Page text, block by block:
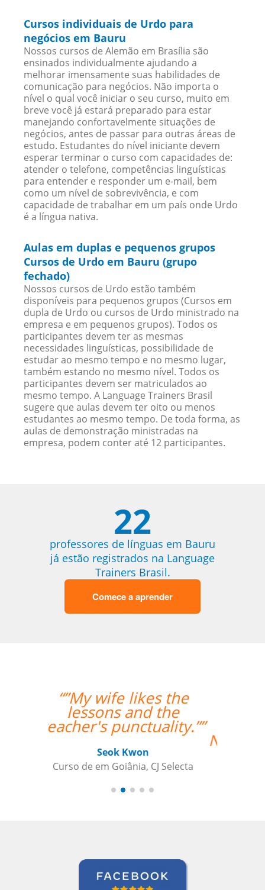
Cursos individuais de Urdo para
negócios em Bauru
Nossos cursos de Alemão em Brasília são
ensinados individualmente ajudando a
melhorar imensamente suas habilidades de
comunicação para negócios. Não importa o
nível o qual você iniciar o seu curso, muito em
breve você já estará preparado para estar
manejando confortavelmente situações de
negócios, antes de passar para outras áreas de
estudo. Estudantes do nível iniciante devem
esperar terminar o curso com capacidades de:
atender o telefone, competências linguísticas
para entender e responder um e-mail, bem
como um nível de sobrevivência, e com
capacidade de trabalhar em um país onde Urdo
é a língua nativa.
Aulas em duplas e pequenos grupos
Cursos de Urdo em Bauru (grupo
fechado)
Nossos cursos de Urdo estão também
disponíveis para pequenos grupos (Cursos em
dupla de Urdo ou cursos de Urdo ministrado na
empresa e em pequenos grupos). Todos os
participantes devem ter as mesmas
necessidades linguísticas, possibilidade de
estudar ao mesmo tempo e no mesmo lugar,
também estando no mesmo nível. Todos os
participantes devem ser matriculados ao
mesmo tempo. A Language Trainers Brasil
sugere que aulas devem ter oito ou menos
estudantes ao mesmo tempo. De toda forma, as
aulas de demonstração ministradas na
empresa, podem conter até 12 participantes.
22
professores de línguas em Bauru
já estão registrados na Language
Trainers Brasil.
Comece a aprender
“”O professor é
bastante atencioso,
paciente e didático.
Não poderia estar mais
feliz com a aula.””
Curso de Coreano em Ribeirao Preto